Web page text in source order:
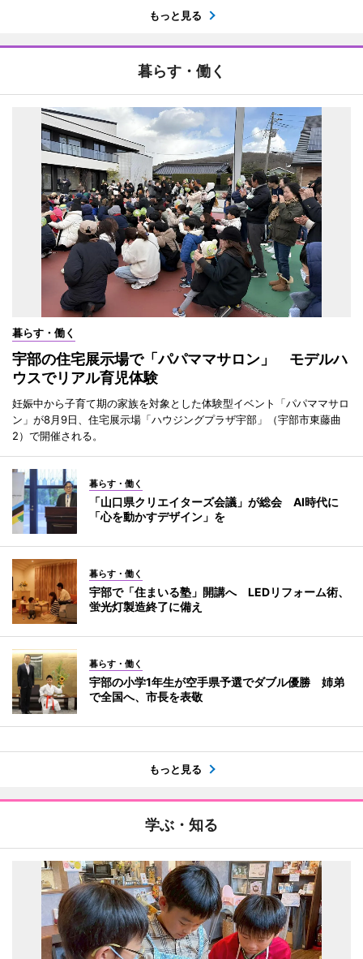
もっと見る
暮らす・働く
暮らす・働く
宇部の住宅展示場で「パパママサロン」 モデルハ
ウスでリアル育児体験
妊娠中から子育て期の家族を対象とした体験型イベント「パパママサロ
ン」が8月9日、住宅展示場「ハウジングプラザ宇部」（宇部市東藤曲
2）で開催される。
暮らす・働く
「山口県クリエイターズ会議」が総会 AI時代に
「心を動かすデザイン」を
暮らす・働く
宇部で「住まいる塾」開講へ LEDリフォーム術、
蛍光灯製造終了に備え
暮らす・働く
宇部の小学1年生が空手県予選でダブル優勝 姉弟
で全国へ、市長を表敬
もっと見る
学ぶ・知る